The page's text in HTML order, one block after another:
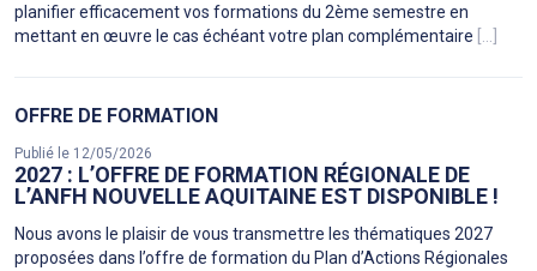
planifier efficacement vos formations du 2ème semestre en
mettant en œuvre le cas échéant votre plan complémentaire [...]
OFFRE DE FORMATION
Publié le 12/05/2026
2027 : L’OFFRE DE FORMATION RÉGIONALE DE
L’ANFH NOUVELLE AQUITAINE EST DISPONIBLE !
Nous avons le plaisir de vous transmettre les thématiques 2027
proposées dans l’offre de formation du Plan d’Actions Régionales